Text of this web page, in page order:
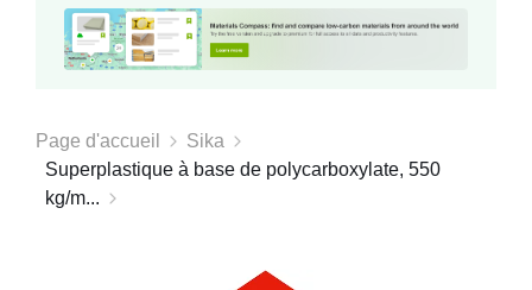
Page d'accueil
Sika
Superplastique à base de polycarboxylate, 550
kg/m...